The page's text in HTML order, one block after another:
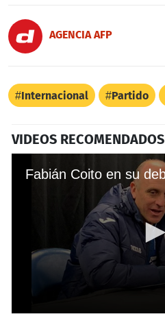
AGENCIA AFP
Internacional Partido
VIDEOS RECOMENDADOS